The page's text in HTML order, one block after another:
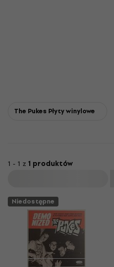
The Pukes Płyty winylowe
1 - 1 z 1 produktów
Niedostępne